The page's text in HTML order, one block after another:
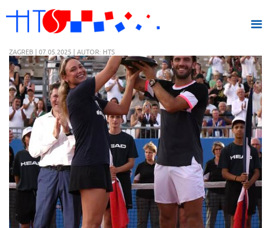
ZAGREB | 07.05.2025 | AUTOR: HTS